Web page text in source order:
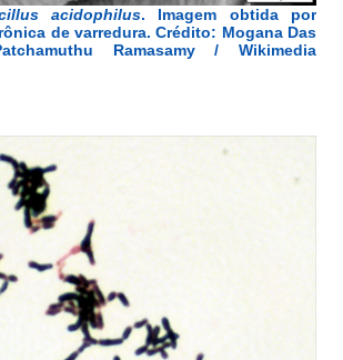
acidophilus. Imagem obtida por
de varredura. Crédito: Mogana Das
Ramasamy / Wikimedia